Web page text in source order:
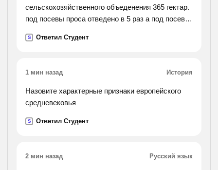
сельскохозяйственного объеденения 365 гектар.
под посевы проса отведено в 5 раз а под посевы
под посевы овса. найдите площадь, отведенную
S Ответил Студент
1 мин назад История
Назовите характерные признаки европейского
средневековья
S Ответил Студент
2 мин назад Русский язык